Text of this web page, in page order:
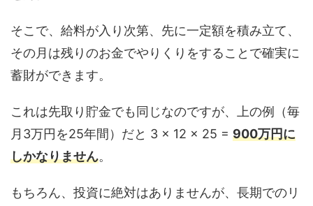
そこで、給料が入り次第、先に一定額を積み立て、
その月は残りのお金でやりくりをすることで確実に
蓄財ができます。
これは先取り貯金でも同じなのですが、上の例（毎
月3万円を25年間）だと 3 × 12 × 25 = 900万円に
しかなりません。
もちろん、投資に絶対はありませんが、長期でのリ